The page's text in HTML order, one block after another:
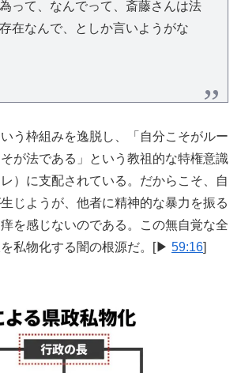
って、なんでって、斎藤さんは法
在なんで、としか言いようがな
う枠組みを逸脱し、「自分こそがルー
が法である」という教祖的な特権意識
レ）に支配されている。だからこそ、自
じようが、他者に精神的な暴力を振る
を感じないのである。この無自覚な全
私物化する闇の根源だ。[▶ 59:16]